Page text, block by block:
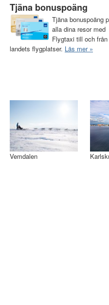
Tjäna bonuspoäng
Tjäna bonuspoäng
alla dina resor med
Flygtaxi till och från
landets flygplatser. Läs mer »
Vemdalen